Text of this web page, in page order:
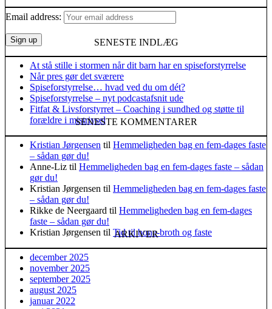
Email address:
SENESTE INDLÆG
At stå stille i stormen når dit barn har en spiseforstyrrelse
Når pres gør det sværere
Spiseforstyrrelse… hvad ved du om dét?
Spiseforstyrrelse – nyt podcastafsnit ude
Fitfat & Livsforstyrret – Coaching i sundhed og støtte til
forældre i mistrivselSENESTE KOMMENTARER
Kristian Jørgensen til Hemmeligheden bag en fem-dages faste
– sådan gør du!
Anne-Liz til Hemmeligheden bag en fem-dages faste – sådan
gør du!
Kristian Jørgensen til Hemmeligheden bag en fem-dages faste
– sådan gør du!
Rikke de Neergaard til Hemmeligheden bag en fem-dages
faste – sådan gør du!
Kristian Jørgensen til Tid til bone-broth og faste
ARKIVER
december 2025
november 2025
september 2025
august 2025
januar 2022